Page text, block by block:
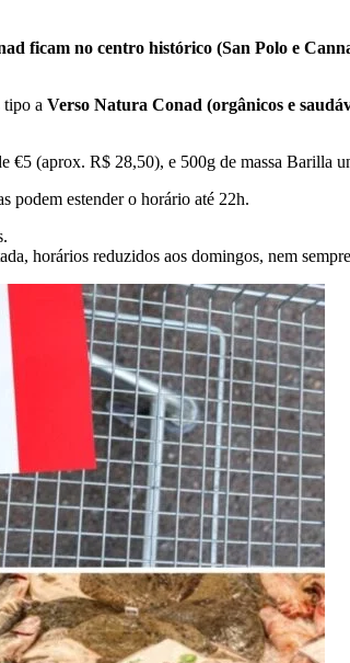
ficam no centro histórico (San Polo e
tipo a Verso Natura Conad (orgânicos e
€5 (aprox. R$ 28,50), e 500g de massa Barilla
podem estender o horário até 22h.
horários reduzidos aos domingos, nem